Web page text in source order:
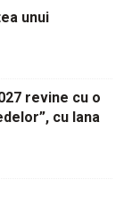
unui
revine cu o
cu Iana